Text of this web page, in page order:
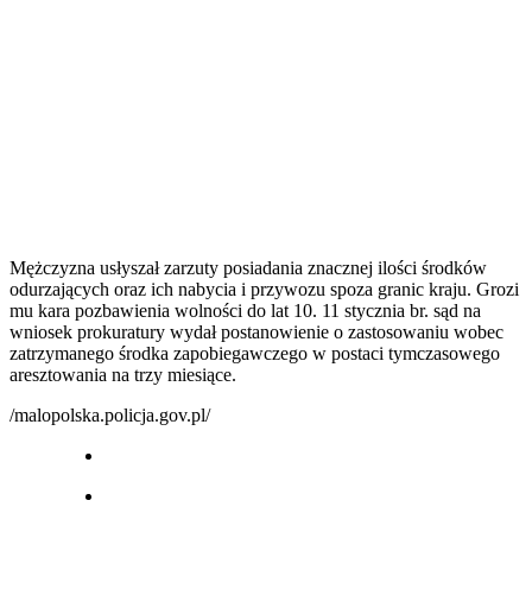
Mężczyzna usłyszał zarzuty posiadania znacznej ilości środków
odurzających oraz ich nabycia i przywozu spoza granic kraju. Grozi
mu kara pozbawienia wolności do lat 10. 11 stycznia br. sąd na
wniosek prokuratury wydał postanowienie o zastosowaniu wobec
zatrzymanego środka zapobiegawczego w postaci tymczasowego
aresztowania na trzy miesiące.
/malopolska.policja.gov.pl/